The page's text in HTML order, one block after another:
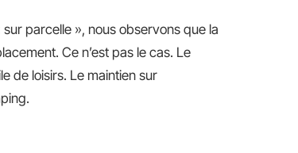
parcelle », nous observons que la
Ce n’est pas le cas. Le
de loisirs. Le maintien sur